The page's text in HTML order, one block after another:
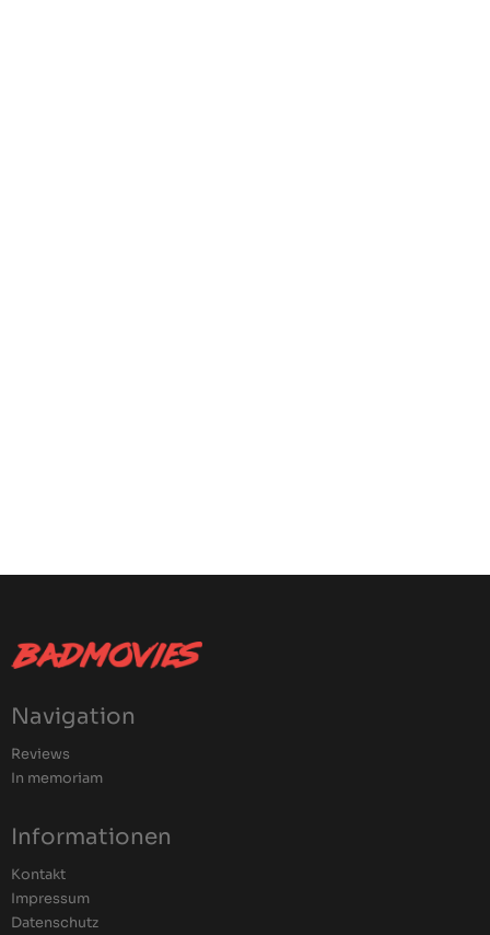
Navigation
Reviews
In memoriam
Informationen
Kontakt
Impressum
Datenschutz